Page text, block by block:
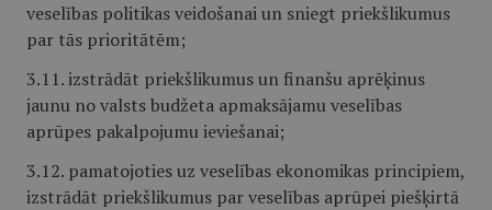
veselības politikas veidošanai un sniegt priekšlikumus
par tās prioritātēm;
3.11. izstrādāt priekšlikumus un finanšu aprēķinus
jaunu no valsts budžeta apmaksājamu veselības
aprūpes pakalpojumu ieviešanai;
3.12. pamatojoties uz veselības ekonomikas principiem,
izstrādāt priekšlikumus par veselības aprūpei piešķirtā